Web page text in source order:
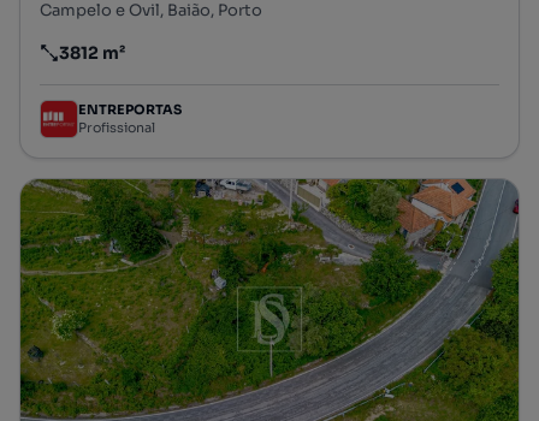
Campelo e Ovil, Baião, Porto
Preço por metro quadrado
3812 m²
ENTREPORTAS
Profissional